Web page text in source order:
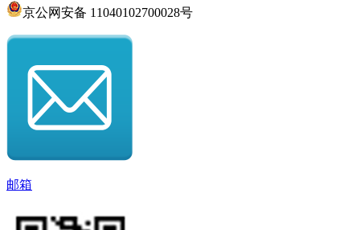
京公网安备 11040102700028号
邮箱